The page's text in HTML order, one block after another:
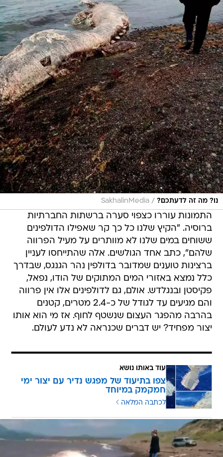
נו? מה זה לדעתכם? /
SakhalinMedia
התמונות עוררו כצפוי סערה ברשתות החברתיות
ברוסיה. "הקיץ שלנו כל כך קר שאפילו הדולפינים
ששוחים במים שלנו לא מוותרים על מעיל הפרווה
שלהם", כתב אחד הגולשים. אלה שהתייחסו לעניין
ברצינות טוענים שמדובר בדולפין נהר הגנגס, שבדרך
כלל נמצא באזורי המים המתוקים של הודו, נפאל,
פקיסטן ובנגלדש. אולם, גם לדולפינים אלו אין פרווה
והם מגיעים עד לגודל של כ-2.4 מטרים, קטנים
בהרבה מהפגר העצום שנשטף לחוף. אז מי הוא אותו
יצור מפחיד? יש דברים שכנראה לא נדע לעולם.
עוד באותו נושא
צפו בתיעוד של מפגש נדיר עם יצור ימי
חמקמק במיוחד
לכתבה המלאה